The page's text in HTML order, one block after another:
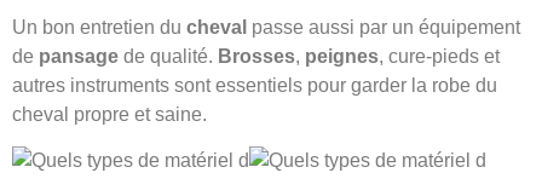
Un bon entretien du cheval passe aussi par un équipement
de pansage de qualité. Brosses, peignes, cure-pieds et
autres instruments sont essentiels pour garder la robe du
cheval propre et saine.